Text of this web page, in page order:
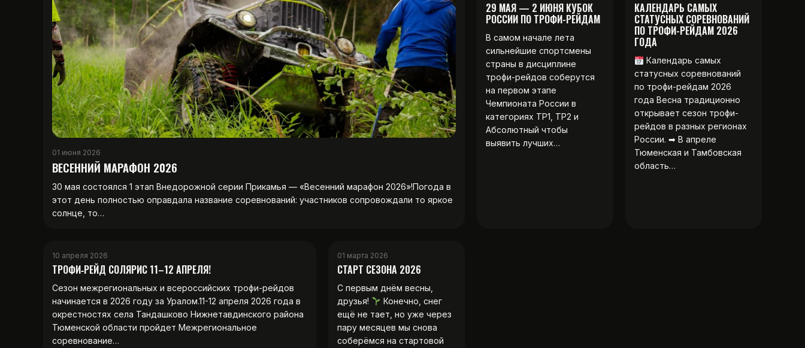
01 июня 2026
ВЕСЕННИЙ МАРАФОН 2026
30 мая состоялся 1 этап Внедорожной серии Прикамья — «Весенний марафон 2026»!Погода в
этот день полностью оправдала название соревнований: участников сопровождали то яркое
солнце, то…
29 МАЯ — 2 ИЮНЯ КУБОК
РОССИИ ПО ТРОФИ-РЕЙДАМ
В самом начале лета
сильнейшие спортсмены
страны в дисциплине
трофи-рейдов соберутся
на первом этапе
Чемпионата России в
категориях ТР1, ТР2 и
Абсолютный чтобы
выявить лучших…
КАЛЕНДАРЬ САМЫХ
СТАТУСНЫХ СОРЕВНОВАНИЙ
ПО ТРОФИ-РЕЙДАМ 2026
ГОДА
Календарь самых
статусных соревнований
по трофи-рейдам 2026
года Весна традиционно
открывает сезон трофи-
рейдов в разных регионах
России. ➡ В апреле
Тюменская и Тамбовская
область…
10 апреля 2026
ТРОФИ‑РЕЙД СОЛЯРИС 11–12 АПРЕЛЯ!
Сезон межрегиональных и всероссийских трофи-рейдов
начинается в 2026 году за Уралом.11-12 апреля 2026 года в
окрестностях села Тандашково Нижнетавдинского района
Тюменской области пройдет Межрегиональное
соревнование…
01 марта 2026
СТАРТ СЕЗОНА 2026
С первым днём весны,
друзья!
Конечно, снег
ещё не тает, но уже через
пару месяцев мы снова
соберёмся на стартовой